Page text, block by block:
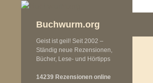
Buchwurm.org
Geist ist geil! Seit 2002 –
Ständig neue Rezensionen,
Bücher, Lese- und Hörtipps
14239 Rezensionen online